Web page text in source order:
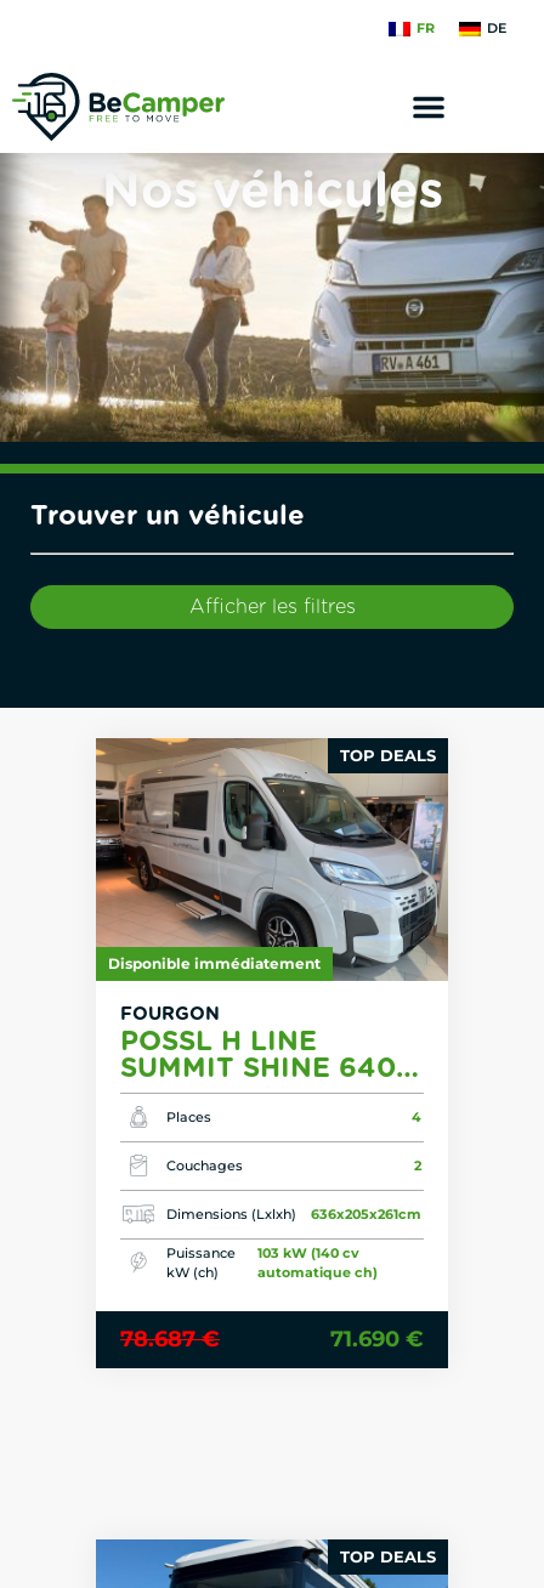
FR DE
Nos véhicules
Trouver un véhicule
Afficher les filtres
TOP DEALS
Disponible immédiatement
FOURGON
POSSL H LINE
SUMMIT SHINE 640
26
Places 4
Couchages 2
Dimensions (Lxlxh) 636x205x261cm
Puissance
kW (ch)
103 kW (140 cv
automatique ch)
78.687 € 71.690 €
TOP DEALS